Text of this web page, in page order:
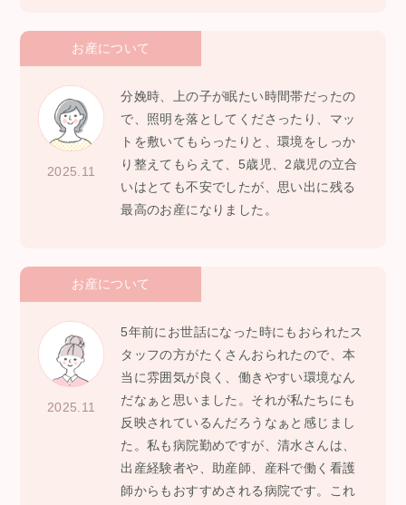
お産について
2025.11
分娩時、上の子が眠たい時間帯だったの
で、照明を落としてくださったり、マッ
トを敷いてもらったりと、環境をしっか
り整えてもらえて、5歳児、2歳児の立合
いはとても不安でしたが、思い出に残る
最高のお産になりました。
お産について
2025.11
5年前にお世話になった時にもおられたス
タッフの方がたくさんおられたので、本
当に雰囲気が良く、働きやすい環境なん
だなぁと思いました。それが私たちにも
反映されているんだろうなぁと感じまし
た。私も病院勤めですが、清水さんは、
出産経験者や、助産師、産科で働く看護
師からもおすすめされる病院です。これ